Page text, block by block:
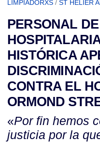
LIMPIADORXS / ST HELIER
PERSONAL
HISTÓRICA
CONTRA EL
ORMOND
«Por fin hemos
justicia por la